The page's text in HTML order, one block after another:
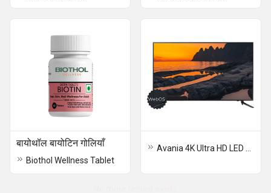
बायोथॉल बायोटिन गोलियाँ
Biothol Wellness Tablet